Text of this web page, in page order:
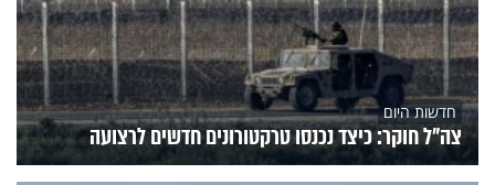
חדשות היום
צה"ל חוקר: כיצד נכנסו טרקטורונים חדשים לרצועה